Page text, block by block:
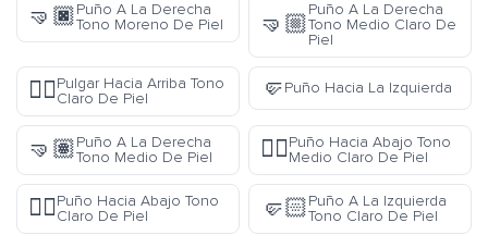
🤜🏿Puño A La Derecha
Tono Moreno De Piel
🤜🏼
Puño A La Derecha
Tono Medio Claro De
Piel
👍🏻Pulgar Hacia Arriba Tono
Claro De Piel
🤛Puño Hacia La Izquierda
🤜🏽Puño A La Derecha
Tono Medio De Piel
👎🏼Puño Hacia Abajo Tono
Medio Claro De Piel
👎🏻Puño Hacia Abajo Tono
Claro De Piel
🤛🏻Puño A La Izquierda
Tono Claro De Piel